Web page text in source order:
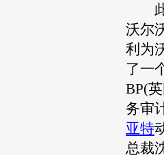
此
沃尔
利 为
了一
BP(
务审
亚特
总裁